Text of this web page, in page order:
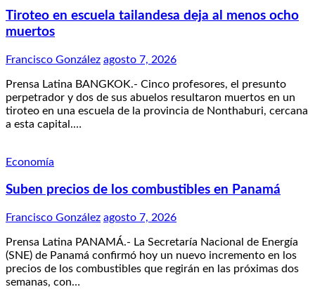
Tiroteo en escuela tailandesa deja al menos ocho
muertos
Francisco González agosto 7, 2026
Prensa Latina BANGKOK.- Cinco profesores, el presunto
perpetrador y dos de sus abuelos resultaron muertos en un
tiroteo en una escuela de la provincia de Nonthaburi, cercana
a esta capital.…
Economía
Suben precios de los combustibles en Panamá
Francisco González agosto 7, 2026
Prensa Latina PANAMÁ.- La Secretaría Nacional de Energía
(SNE) de Panamá confirmó hoy un nuevo incremento en los
precios de los combustibles que regirán en las próximas dos
semanas, con…